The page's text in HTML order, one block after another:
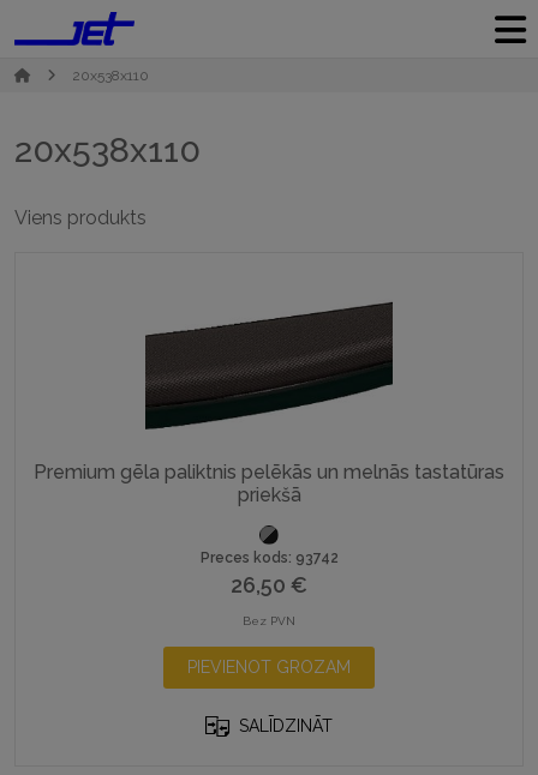
20x538x110
20x538x110
Viens produkts
Premium gēla paliktnis pelēkās un melnās tastatūras
priekšā
Preces kods: 93742
26,50 €
Bez PVN
PIEVIENOT GROZAM
SALĪDZINĀT